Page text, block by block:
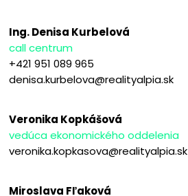
Ing. Denisa Kurbelová
call centrum
+421 951 089 965
denisa.kurbelova@realityalpia.sk
Veronika Kopkášová
vedúca ekonomického oddelenia
veronika.kopkasova@realityalpia.sk
Miroslava Fľaková